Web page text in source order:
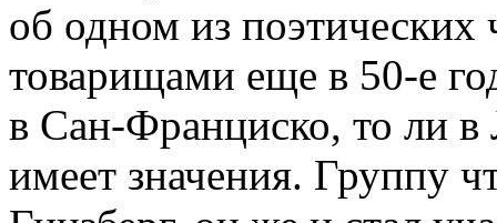
об одном из поэтических
товарищами еще в 50-е
в Сан-Франциско, то ли
имеет значения. Группу